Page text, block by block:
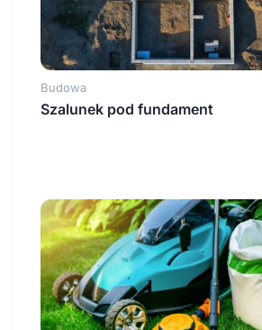
Budowa
Szalunek pod fundament